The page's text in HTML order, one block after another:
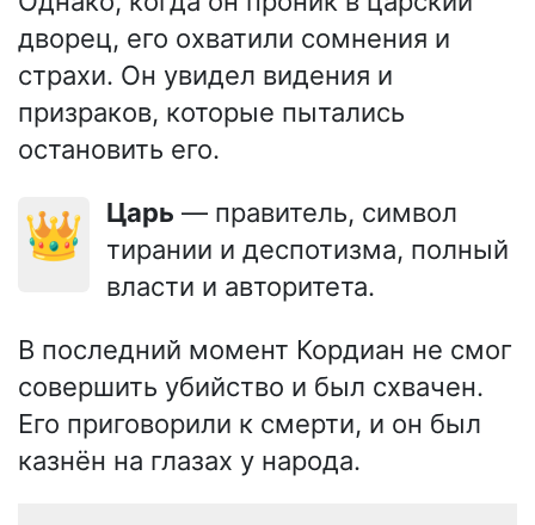
дворец, его охватили сомнения и
страхи. Он увидел видения и
призраков, которые пытались
остановить его.
👑 Царь — правитель, символ
тирании и деспотизма, полный
власти и авторитета.
В последний момент Кордиан не смог
совершить убийство и был схвачен.
Его приговорили к смерти, и он был
казнён на глазах у народа.